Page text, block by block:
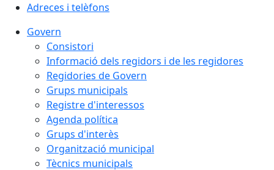
Adreces i telèfons
Govern
Consistori
Informació dels regidors i de les regidores
Regidories de Govern
Grups municipals
Registre d'interessos
Agenda política
Grups d'interès
Organització municipal
Tècnics municipals